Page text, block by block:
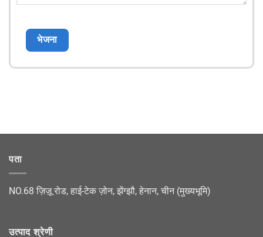
पता
NO.68 ज़िज़ू रोड, हाई-टेक ज़ोन, झेंग्झौ, हेनान, चीन (मुख्यभूमि)
उत्पाद श्रेणी